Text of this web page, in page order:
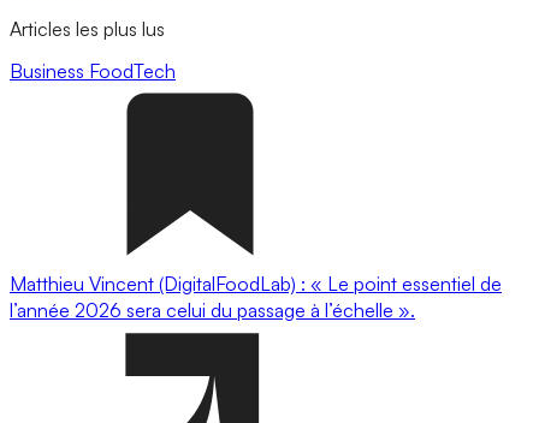
Articles les plus lus
Business FoodTech
Matthieu Vincent (DigitalFoodLab) : « Le point essentiel de
l’année 2026 sera celui du passage à l’échelle ».